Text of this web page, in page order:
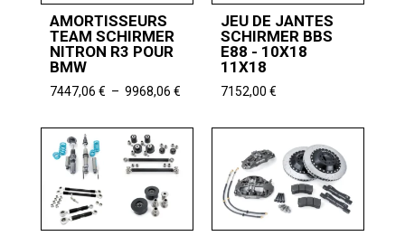
AMORTISSEURS
TEAM SCHIRMER
NITRON R3 POUR
BMW
7447,06 € – 9968,06 €Plage
prix :
9968,06 €
JEU DE JANTES
SCHIRMER BBS
E88 - 10X18
11X18
7152,00 €